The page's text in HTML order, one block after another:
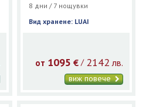
8 дни / 7 нощувки
Вид хранене: LUAI
от 1095 € / 2142 лв.
виж повече